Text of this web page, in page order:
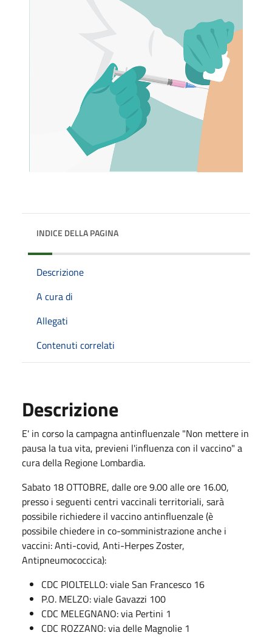
INDICE DELLA PAGINA
Descrizione
A cura di
Allegati
Contenuti correlati
Descrizione
E' in corso la campagna antinfluenzale "Non mettere in
pausa la tua vita, previeni l'influenza con il vaccino" a
cura della Regione Lombardia.
Sabato 18 OTTOBRE, dalle ore 9.00 alle ore 16.00,
presso i seguenti centri vaccinali territoriali, sarà
possibile richiedere il vaccino antinfluenzale (è
possibile chiedere in co-somministrazione anche i
vaccini: Anti-covid, Anti-Herpes Zoster,
Antipneumococcica):
CDC PIOLTELLO: viale San Francesco 16
P.O. MELZO: viale Gavazzi 100
CDC MELEGNANO: via Pertini 1
CDC ROZZANO: via delle Magnolie 1